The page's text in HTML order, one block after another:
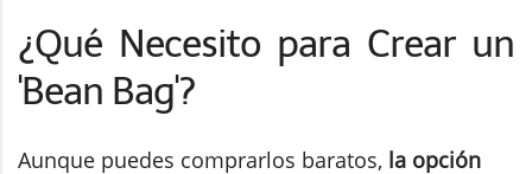
¿Qué Necesito para Crear un
'Bean Bag'?
Aunque puedes comprarlos baratos, la opción